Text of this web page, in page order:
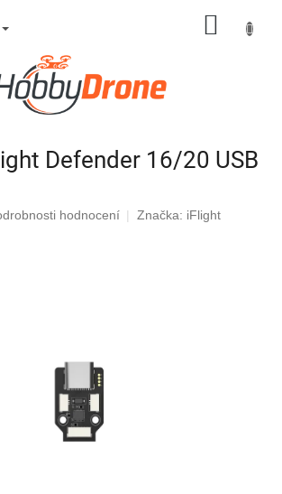
Defender 16/20 USB
hodnocení Značka: iFlight